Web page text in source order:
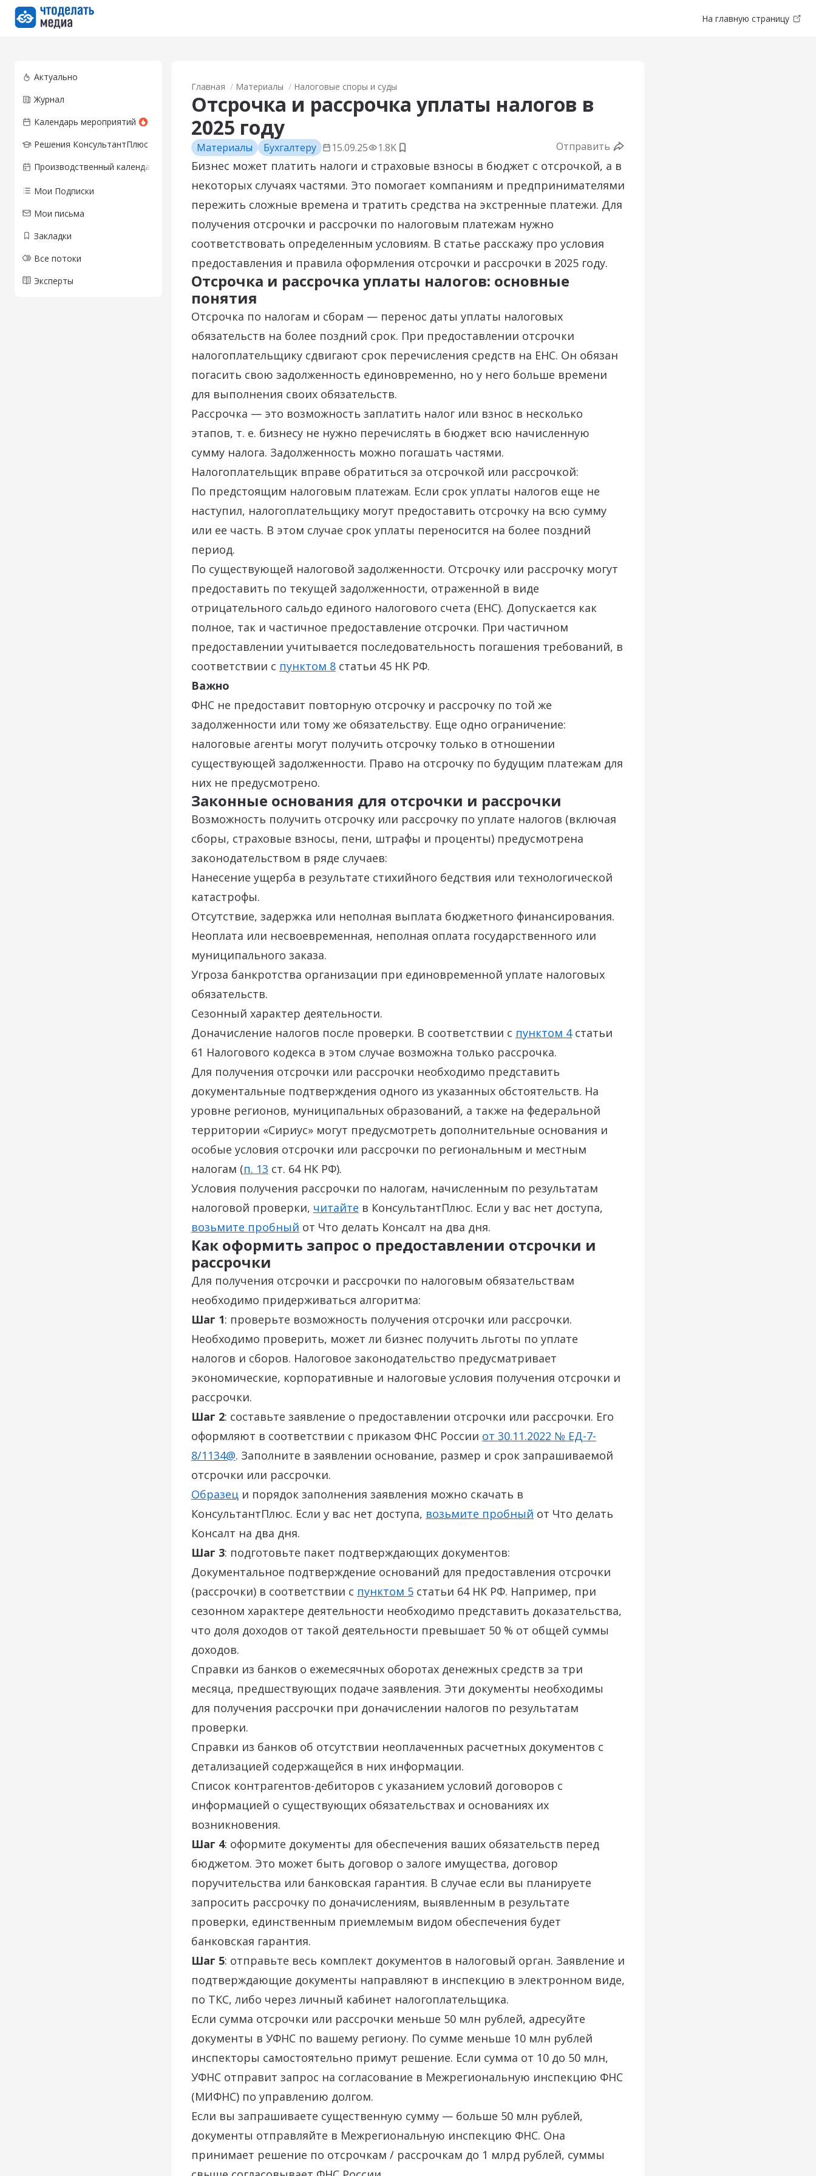
Перейти на главную страницу На главную страницу
Актуально
Журнал
Календарь мероприятий
Решения КонсультантПлюс
Производственный календарь
Мои Подписки
Мои письма
Закладки
Все потоки
Эксперты
Главная Материалы Налоговые споры и суды
Отсрочка и рассрочка уплаты налогов в
2025 году
Материалы Бухгалтеру 15.09.25 1.8K Добавить в закладки
Отправить
Бизнес может платить налоги и страховые взносы в бюджет с отсрочкой, а в
некоторых случаях частями. Это помогает компаниям и предпринимателями
пережить сложные времена и тратить средства на экстренные платежи. Для
получения отсрочки и рассрочки по налоговым платежам нужно
соответствовать определенным условиям. В статье расскажу про условия
предоставления и правила оформления отсрочки и рассрочки в 2025 году.
Отсрочка и рассрочка уплаты налогов: основные
понятия
Отсрочка по налогам и сборам — перенос даты уплаты налоговых
обязательств на более поздний срок. При предоставлении отсрочки
налогоплательщику сдвигают срок перечисления средств на ЕНС. Он обязан
погасить свою задолженность единовременно, но у него больше времени
для выполнения своих обязательств.
Рассрочка — это возможность заплатить налог или взнос в несколько
этапов, т. е. бизнесу не нужно перечислять в бюджет всю начисленную
сумму налога. Задолженность можно погашать частями.
Налогоплательщик вправе обратиться за отсрочкой или рассрочкой:
По предстоящим налоговым платежам. Если срок уплаты налогов еще не
наступил, налогоплательщику могут предоставить отсрочку на всю сумму
или ее часть. В этом случае срок уплаты переносится на более поздний
период.
По существующей налоговой задолженности. Отсрочку или рассрочку могут
предоставить по текущей задолженности, отраженной в виде
отрицательного сальдо единого налогового счета (ЕНС). Допускается как
полное, так и частичное предоставление отсрочки. При частичном
предоставлении учитывается последовательность погашения требований, в
соответствии с пунктом 8 статьи 45 НК РФ.
Важно
ФНС не предоставит повторную отсрочку и рассрочку по той же
задолженности или тому же обязательству. Еще одно ограничение:
налоговые агенты могут получить отсрочку только в отношении
существующей задолженности. Право на отсрочку по будущим платежам для
них не предусмотрено.
Законные основания для отсрочки и рассрочки
Возможность получить отсрочку или рассрочку по уплате налогов (включая
сборы, страховые взносы, пени, штрафы и проценты) предусмотрена
законодательством в ряде случаев:
Нанесение ущерба в результате стихийного бедствия или технологической
катастрофы.
Отсутствие, задержка или неполная выплата бюджетного финансирования.
Неоплата или несвоевременная, неполная оплата государственного или
муниципального заказа.
Угроза банкротства организации при единовременной уплате налоговых
обязательств.
Сезонный характер деятельности.
Доначисление налогов после проверки. В соответствии с пунктом 4статьи
61 Налогового кодекса в этом случае возможна только рассрочка.
Для получения отсрочки или рассрочки необходимо представить
документальные подтверждения одного из указанных обстоятельств. На
уровне регионов, муниципальных образований, а также на федеральной
территории «Сириус» могут предусмотреть дополнительные основания и
особые условия отсрочки или рассрочки по региональным и местным
налогам (п. 13 ст. 64 НК РФ).
Условия получения рассрочки по налогам, начисленным по результатам
налоговой проверки, читайте в КонсультантПлюс. Если у вас нет доступа,
возьмите пробный от Что делать Консалт на два дня.
Как оформить запрос о предоставлении отсрочки и
рассрочки
Для получения отсрочки и рассрочки по налоговым обязательствам
необходимо придерживаться алгоритма:
Шаг 1: проверьте возможность получения отсрочки или рассрочки.
Необходимо проверить, может ли бизнес получить льготы по уплате
налогов и сборов. Налоговое законодательство предусматривает
экономические, корпоративные и налоговые условия получения отсрочки и
рассрочки.
Шаг 2: составьте заявление о предоставлении отсрочки или рассрочки. Его
оформляют в соответствии с приказом ФНС России от 30.11.2022 № ЕД-7-
8/1134@. Заполните в заявлении основание, размер и срок запрашиваемой
отсрочки или рассрочки.
Образец и порядок заполнения заявления можно скачать в
КонсультантПлюс. Если у вас нет доступа, возьмите пробный от Что делать
Консалт на два дня.
Шаг 3: подготовьте пакет подтверждающих документов:
Документальное подтверждение оснований для предоставления отсрочки
(рассрочки) в соответствии с пунктом 5 статьи 64 НК РФ. Например, при
сезонном характере деятельности необходимо представить доказательства,
что доля доходов от такой деятельности превышает 50 % от общей суммы
доходов.
Справки из банков о ежемесячных оборотах денежных средств за три
месяца, предшествующих подаче заявления. Эти документы необходимы
для получения рассрочки при доначислении налогов по результатам
проверки.
Справки из банков об отсутствии неоплаченных расчетных документов с
детализацией содержащейся в них информации.
Список контрагентов-дебиторов с указанием условий договоров с
информацией о существующих обязательствах и основаниях их
возникновения.
Шаг 4: оформите документы для обеспечения ваших обязательств перед
бюджетом. Это может быть договор о залоге имущества, договор
поручительства или банковская гарантия. В случае если вы планируете
запросить рассрочку по доначислениям, выявленным в результате
проверки, единственным приемлемым видом обеспечения будет
банковская гарантия.
Шаг 5: отправьте весь комплект документов в налоговый орган. Заявление и
подтверждающие документы направляют в инспекцию в электронном виде,
по ТКС, либо через личный кабинет налогоплательщика.
Если сумма отсрочки или рассрочки меньше 50 млн рублей, адресуйте
документы в УФНС по вашему региону. По сумме меньше 10 млн рублей
инспекторы самостоятельно примут решение. Если сумма от 10 до 50 млн,
УФНС отправит запрос на согласование в Межрегиональную инспекцию ФНС
(МИФНС) по управлению долгом.
Если вы запрашиваете существенную сумму — больше 50 млн рублей,
документы отправляйте в Межрегиональную инспекцию ФНС. Она
принимает решение по отсрочкам / рассрочкам до 1 млрд рублей, суммы